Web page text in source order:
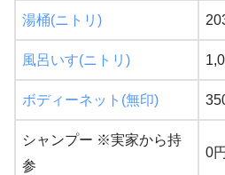
湯桶(ニトリ)
風呂いす(ニトリ)
ボディーネット(無印)
シャンプー ※実家から持
参
0円